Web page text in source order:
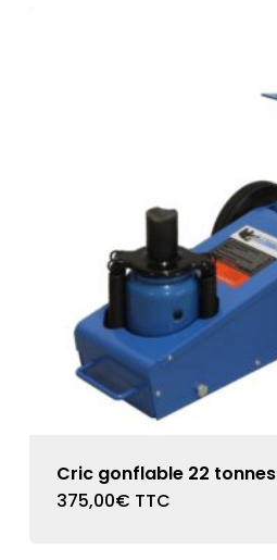
Cric gonflable 22 tonnes
375,00€ TTC